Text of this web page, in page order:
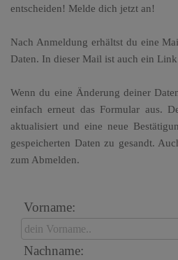
entscheiden! Melde dich jetzt an!
Nach Anmeldung erhältst du eine
Daten. In dieser Mail ist auch ein
Wenn du eine Änderung deiner
einfach erneut das Formular aus.
aktualisiert und eine neue
gespeicherten Daten zu gesandt.
zum Abmelden.
Vorname:
Nachname: